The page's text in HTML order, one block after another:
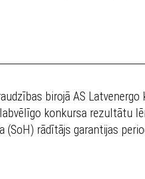
birojā AS
konkursa rezultātu
rādītājs garantijas